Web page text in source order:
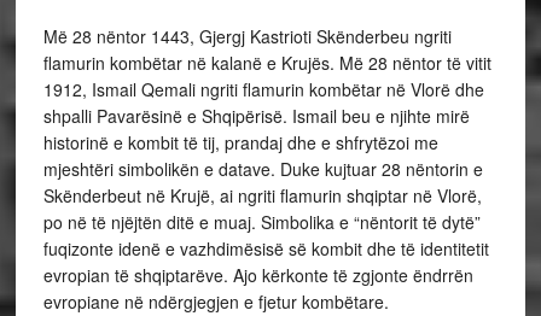
Më 28 nëntor 1443, Gjergj Kastrioti Skënderbeu ngriti
flamurin kombëtar në kalanë e Krujës. Më 28 nëntor të vitit
1912, Ismail Qemali ngriti flamurin kombëtar në Vlorë dhe
shpalli Pavarësinë e Shqipërisë. Ismail beu e njihte mirë
historinë e kombit të tij, prandaj dhe e shfrytëzoi me
mjeshtëri simbolikën e datave. Duke kujtuar 28 nëntorin e
Skënderbeut në Krujë, ai ngriti flamurin shqiptar në Vlorë,
po në të njëjtën ditë e muaj. Simbolika e “nëntorit të dytë”
fuqizonte idenë e vazhdimësisë së kombit dhe të identitetit
evropian të shqiptarëve. Ajo kërkonte të zgjonte ëndrrën
evropiane në ndërgjegjen e fjetur kombëtare.